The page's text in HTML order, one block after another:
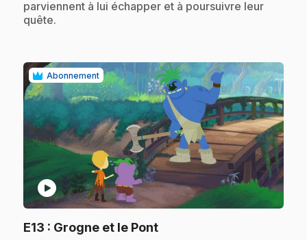
parviennent à lui échapper et à poursuivre leur
quête.
Abonnement
play_circle
E13 : Grogne et le Pont.